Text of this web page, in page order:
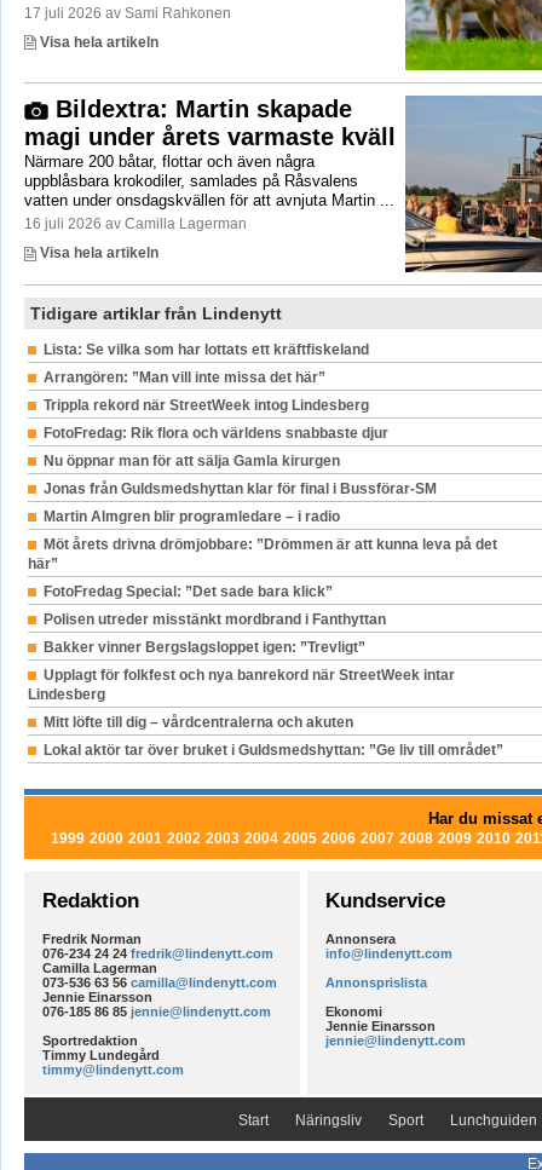
17 juli 2026 av Sami Rahkonen
Visa hela artikeln
Bildextra: Martin skapade
magi under årets varmaste kväll
Närmare 200 båtar, flottar och även några
uppblåsbara krokodiler, samlades på Råsvalens
vatten under onsdagskvällen för att avnjuta Martin ...
16 juli 2026 av Camilla Lagerman
Visa hela artikeln
Tidigare artiklar från Lindenytt
Lista: Se vilka som har lottats ett kräftfiskeland
Arrangören: ”Man vill inte missa det här”
Trippla rekord när StreetWeek intog Lindesberg
FotoFredag: Rik flora och världens snabbaste djur
Nu öppnar man för att sälja Gamla kirurgen
Jonas från Guldsmedshyttan klar för final i Bussförar-SM
Martin Almgren blir programledare – i radio
Möt årets drivna drömjobbare: ”Drömmen är att kunna leva på det
här”
FotoFredag Special: ”Det sade bara klick”
Polisen utreder misstänkt mordbrand i Fanthyttan
Bakker vinner Bergslagsloppet igen: ”Trevligt”
Upplagt för folkfest och nya banrekord när StreetWeek intar
Lindesberg
Mitt löfte till dig – vårdcentralerna och akuten
Lokal aktör tar över bruket i Guldsmedshyttan: ”Ge liv till området”
Har du missat
1999 2000 2001 2002 2003 2004 2005 2006 2007 2008 2009 2010
Redaktion
Fredrik Norman
076-234 24 24 fredrik@lindenytt.com
Camilla Lagerman
073-536 63 56 camilla@lindenytt.com
Jennie Einarsson
076-185 86 85 jennie@lindenytt.com
Sportredaktion
Timmy Lundegård
timmy@lindenytt.com
Kundservice
Annonsera
info@lindenytt.com
Annonsprislista
Ekonomi
Jennie Einarsson
jennie@lindenytt.com
Start Näringsliv Sport Lunchguiden